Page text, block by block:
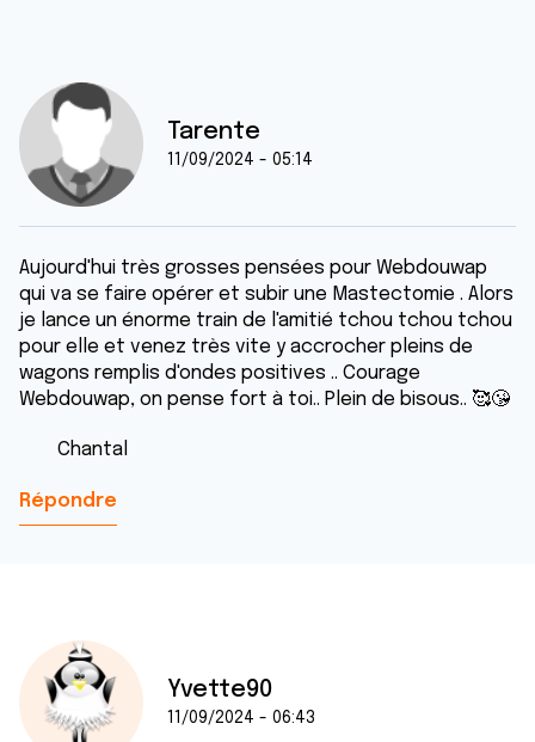
Tarente
11/09/2024 - 05:14
Aujourd'hui très grosses pensées pour Webdouwap
qui va se faire opérer et subir une Mastectomie . Alors
je lance un énorme train de l'amitié tchou tchou tchou
pour elle et venez très vite y accrocher pleins de
wagons remplis d'ondes positives .. Courage
Webdouwap, on pense fort à toi.. Plein de bisous.. 🥰😘
Chantal
Répondre
Yvette90
11/09/2024 - 06:43